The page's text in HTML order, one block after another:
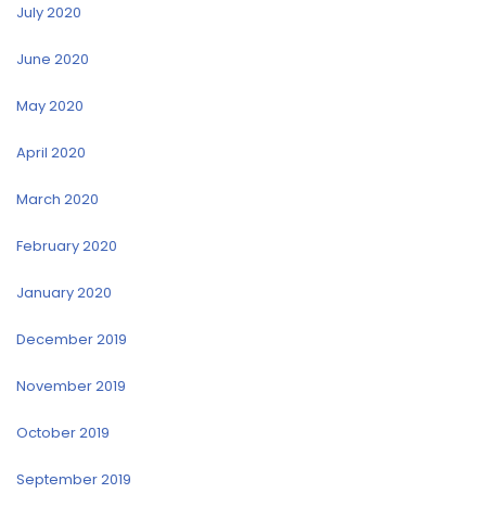
July 2020
June 2020
May 2020
April 2020
March 2020
February 2020
January 2020
December 2019
November 2019
October 2019
September 2019